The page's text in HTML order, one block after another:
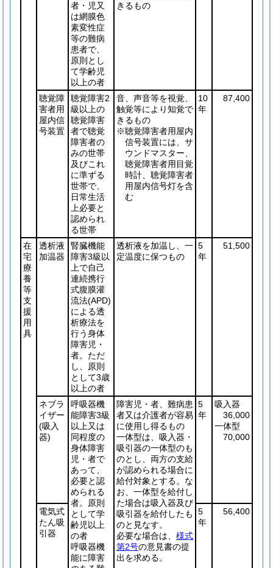
者・児又
は網膜色
素変性症
等の難病
患者で、
原則とし
て学齢児
以上の者
きるもの
聴覚障
害者用
屋内信
号装置
聴覚障害2
級以上の
聴覚障害
者で聴覚
障害者の
みの世帯
及びこれ
に準ずる
世帯で、
日常生活
上必要と
認められ
る世帯
音、声音等を視覚、
触覚等により知覚で
きるもの
※聴覚障害者用屋内
信号装置には、サ
ウンドマスター、
聴覚障害者用目覚
時計、聴覚障害者
用屋内信号灯を含
む
10
年
87,400
在
宅
療
養
等
支
援
用
具
透析液
加温器
腎臓機能
障害3級以
上で自己
連続携行
式腹膜灌
流法(APD)
による透
析療法を
行う身体
障害児・
者。ただ
し、原則
として3歳
以上の者
透析液を加温し、一
定温度に保つもの
5
年
51,500
ネブラ
イザー
(吸入
器)
呼吸器機
能障害3級
以上又は
同程度の
身体障害
児・者で
あって、
必要と認
められる
者。原則
として学
齢児以上
の者
呼吸器機
能に障害
障害児・者、難病患
者又は介護者が容易
に使用し得るもの
一体型は、吸入器・
吸引器の一体型のも
のとし、両方の支給
が認められる場合に
給付対象とする。な
お、一体型を給付し
た場合は吸入器及び
吸引器を給付したも
のと見なす。
必要な場合は、 様式
第2号の意見書の提
出を求める。
5
年
吸入器
36,000
一体型
70,000
電気式
たん吸
引器
5
年
56,400